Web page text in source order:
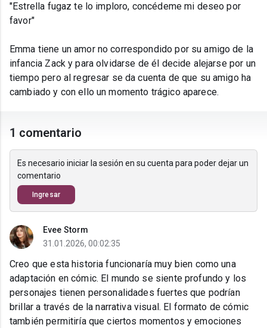
"Estrella fugaz te lo imploro, concédeme mi deseo por
favor"
Emma tiene un amor no correspondido por su amigo de la
infancia Zack y para olvidarse de él decide alejarse por un
tiempo pero al regresar se da cuenta de que su amigo ha
cambiado y con ello un momento trágico aparece.
1 comentario
Es necesario iniciar la sesión en su cuenta para poder dejar un
comentario
Ingresar
Evee Storm
31.01.2026, 00:02:35
Creo que esta historia funcionaría muy bien como una
adaptación en cómic. El mundo se siente profundo y los
personajes tienen personalidades fuertes que podrían
brillar a través de la narrativa visual. El formato de cómic
también permitiría que ciertos momentos y emociones